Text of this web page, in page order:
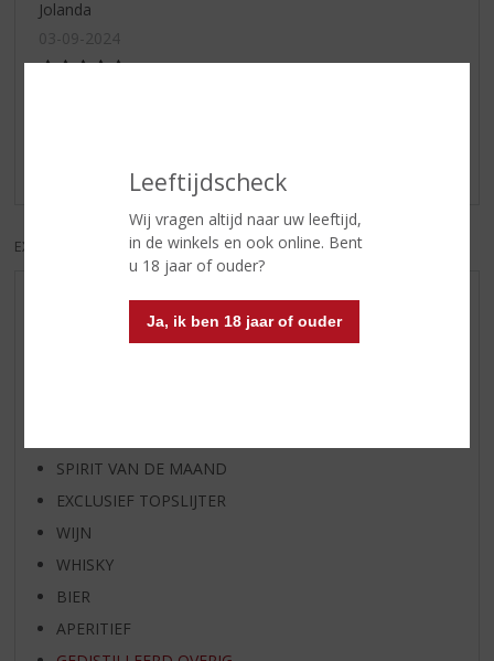
Leeftijdscheck
Wij vragen altijd naar uw leeftijd,
in de winkels en ook online. Bent
u 18 jaar of ouder?
Ja, ik ben 18 jaar of ouder
Jolanda
03-09-2024
(5,0
EXCL. BTW INCL. BTW
WIJN VAN DE MAAND
SPIRIT VAN DE MAAND
EXCLUSIEF TOPSLIJTER
WIJN
WHISKY
BIER
APERITIEF